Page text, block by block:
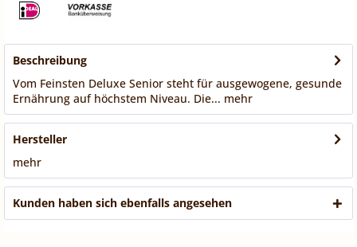
Beschreibung
Vom Feinsten Deluxe Senior steht für ausgewogene, gesunde
Ernährung auf höchstem Niveau. Die... mehr
Hersteller
mehr
Kunden haben sich ebenfalls angesehen